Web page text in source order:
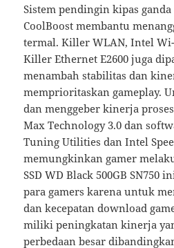
Sistem pendingin kipas
CoolBoost membantu
termal. Killer WLAN, Intel Wi-
Killer Ethernet E2600 juga
menambah stabilitas dan
memprioritaskan gameplay.
dan menggeber kinerja
Max Technology 3.0 dan
Tuning Utilities dan Intel
memungkinkan gamer
SSD WD Black 500GB SN750
para gamers karena untuk
dan kecepatan download
miliki peningkatan kinerja
perbedaan besar